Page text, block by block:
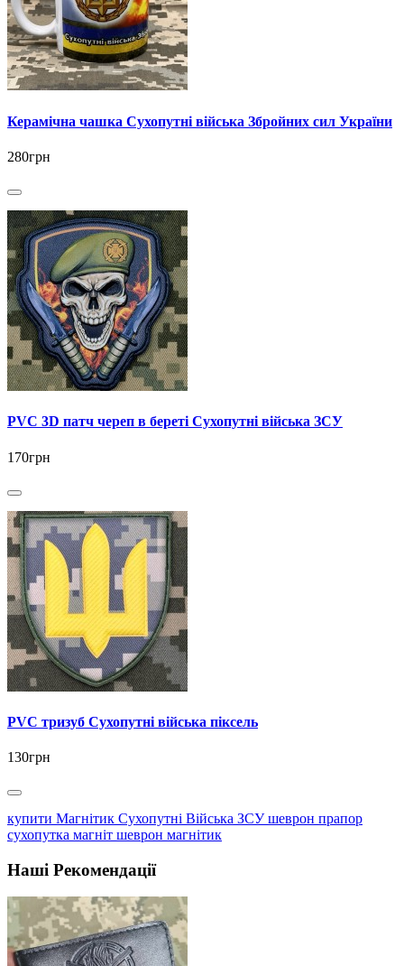
Керамічна чашка Сухопутні війська Збройних сил України
280грн
PVC 3D патч череп в береті Сухопутні війська ЗСУ
170грн
PVC тризуб Сухопутні війська піксель
130грн
купити Магнітик Сухопутні Війська ЗСУ шеврон прапор
сухопутка магніт шеврон магнітик
Наші Рекомендації